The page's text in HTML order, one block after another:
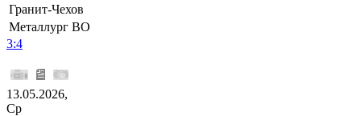
Гранит-Чехов
Металлург ВО
3:4
13.05.2026,
Ср